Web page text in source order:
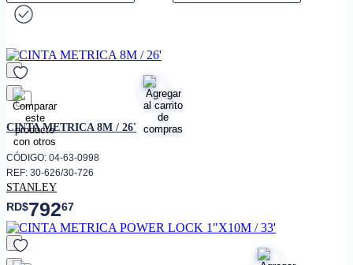
favorito
CINTA METRICA 8M / 26'
CÓDIGO: 04-63-0998
REF: 30-626/30-726
STANLEY
RD$79267